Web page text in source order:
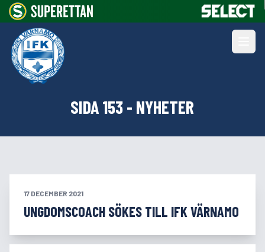
SIDA 153 - NYHETER
17 DECEMBER 2021
UNGDOMSCOACH SÖKES TILL IFK VÄRNAMO